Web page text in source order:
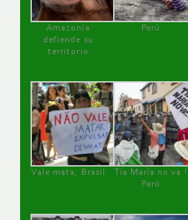
Amazonía
defiende su
territorio
Perú
Vale mata, Brasil
Tía María no va !
Perú